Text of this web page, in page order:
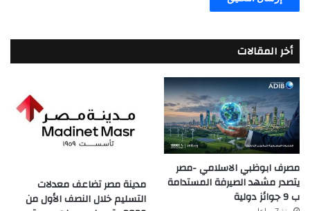
أخر المقالات
مصرف ابوظبي الاسلامي -مصر
يتصدر مشهد الصيرفة المستدامة
ب 9 جوائز دولية
مدينة مصر تضاعف معدلات
التسليم خلال النصف الأول من